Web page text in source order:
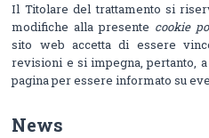
Il Titolare del trattamento si
modifiche alla presente cookie
sito web accetta di essere
revisioni e si impegna, pertanto,
pagina per essere informato su
News